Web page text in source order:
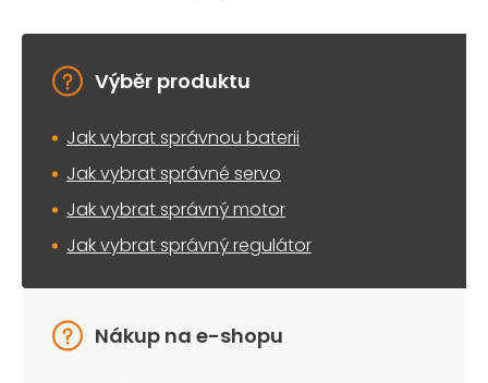
Výběr produktu
Jak vybrat správnou baterii
Jak vybrat správné servo
Jak vybrat správný motor
Jak vybrat správný regulátor
Nákup na e-shopu